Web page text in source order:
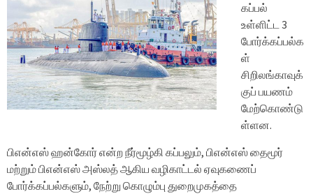
கப்பல்
உள்ளிட்ட 3
போர்க்கப்பல்க
ள்
சிறிலங்காவுக்
குப் பயணம்
மேற்கொண்டு
ள்ளன.
பிஎன்எஸ் ஹன்கோர் என்ற நீர்மூழ்கி கப்பலும், பிஎன்எஸ் தைமூர்
மற்றும் பிஎன்எஸ் அஸ்லத் ஆகிய வழிகாட்டல் ஏவுகணைப்
போர்க்கப்பல்களும், நேற்று கொழும்பு துறைமுகத்தை